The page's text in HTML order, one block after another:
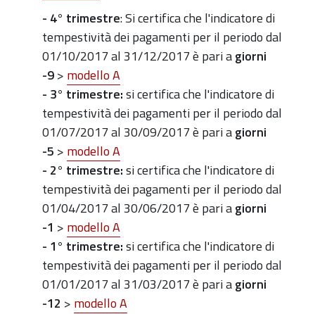
- 4° trimestre: Si certifica che l'indicatore di
tempestività dei pagamenti per il periodo dal
01/10/2017 al 31/12/2017 è pari agiorni
-9> modello A
- 3° trimestre:si certifica che l'indicatore di
tempestività dei pagamenti per il periodo dal
01/07/2017 al 30/09/2017 è pari agiorni
-5 > modello A
- 2° trimestre:si certifica che l'indicatore di
tempestività dei pagamenti per il periodo dal
01/04/2017 al 30/06/2017 è pari agiorni
-1 > modello A
- 1° trimestre:si certifica che l'indicatore di
tempestività dei pagamenti per il periodo dal
01/01/2017 al 31/03/2017 è pari agiorni
-12 > modello A